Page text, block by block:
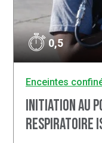
0,5
Enceintes
Initiation au
respiratoire